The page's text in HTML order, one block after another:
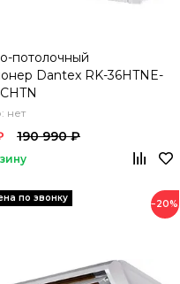
потолочный
Dantex RK-36HTNE-
нет
190 990 ₽
−20%